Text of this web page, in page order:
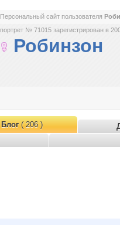
Персональный сайт пользователя
портрет № 71015 зарегистрирован в
Робинзон
Блог( 206 )